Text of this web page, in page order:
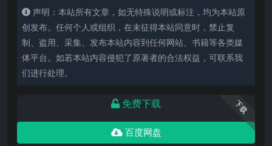
声明：本站所有文章，如无特殊说明或标注，均为本站原
创发布。任何个人或组织，在未征得本站同意时，禁止复
制、盗用、采集、发布本站内容到任何网站、书籍等各类媒
体平台。如若本站内容侵犯了原著者的合法权益，可联系我
们进行处理。
下载
免费下载
百度网盘